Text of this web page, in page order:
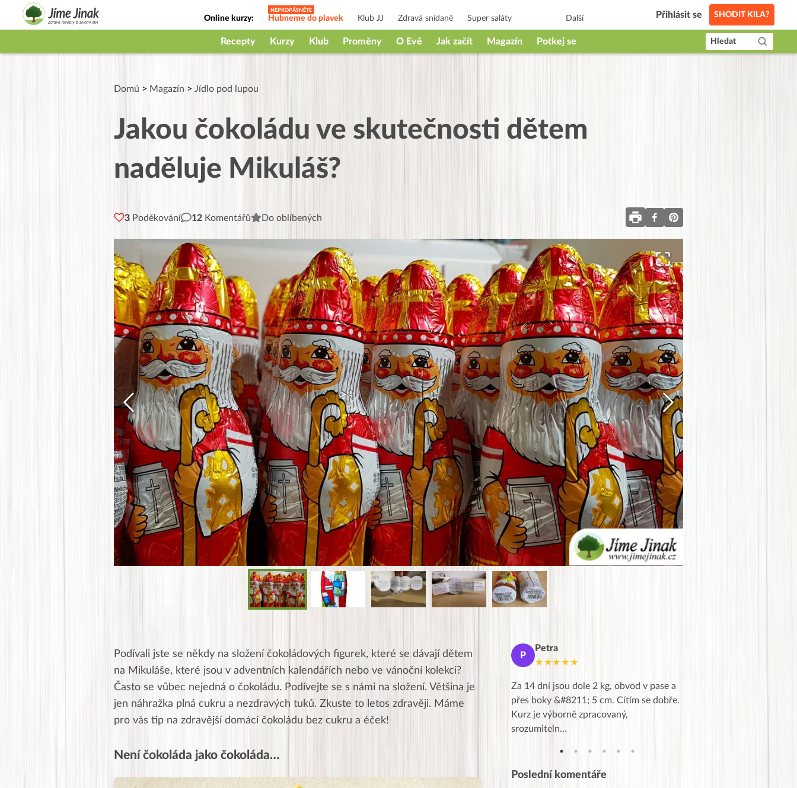
Online kurzy: Hubneme do plavek Klub JJ Zdravá snídaně Super saláty
Jak na babičky
Další Přihlásit se SHODIT KILA?
Recepty Kurzy Klub Proměny O Evě Jak začít Magazín Potkej se Hledat
Domů > Magazín > Jídlo pod lupou
Jakou čokoládu ve skutečnosti dětem
naděluje Mikuláš?
3 Poděkování 12 Komentářů Do oblíbených
Podívali jste se někdy na složení čokoládových figurek, které se dávají dětem
na Mikuláše, které jsou v adventních kalendářích nebo ve vánoční kolekci?
Často se vůbec nejedná o čokoládu. Podívejte se s námi na složení. Většina je
jen náhražka plná cukru a nezdravých tuků. Zkuste to letos zdravěji. Máme
pro vás tip na zdravější domácí čokoládu bez cukru a éček!
Není čokoláda jako čokoláda…
J
Jana
Moc Vám všem děkuji za krásný pátek,
obzvlášť velké poděkování, obdiv a
uznání pro hlavní dvojici Peťa a Gábi!! 👏
P
Petra
★★★★★
Za 14 dní jsou dole 2 kg, obvod v pase a
přes boky &#8211; 5 cm. Cítím se dobře.
Kurz je výborně zpracovaný,
srozumiteln…
Poslední komentáře